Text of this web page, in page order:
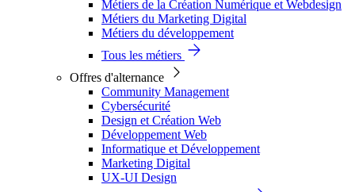
Métiers de la Création Numérique et Webdesign
Métiers du Marketing Digital
Métiers du développement
Tous les métiers
Offres d'alternance
Community Management
Cybersécurité
Design et Création Web
Développement Web
Informatique et Développement
Marketing Digital
UX-UI Design